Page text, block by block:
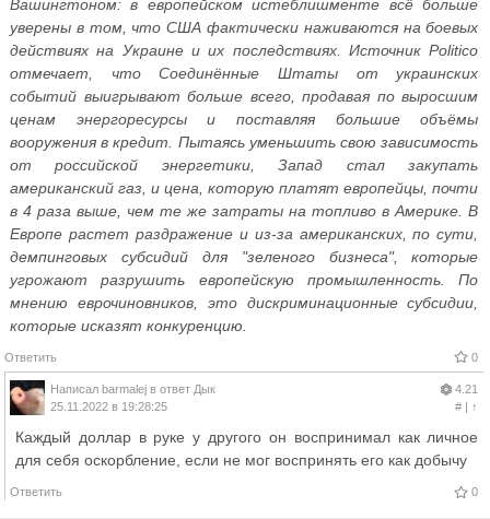
Вашингтоном: в европейском истеблишменте всё больше
уверены в том, что США фактически наживаются на боевых
действиях на Украине и их последствиях. Источник Politico
отмечает, что Соединённые Штаты от украинских
событий выигрывают больше всего, продавая по выросшим
ценам энергоресурсы и поставляя большие объёмы
вооружения в кредит. Пытаясь уменьшить свою зависимость
от российской энергетики, Запад стал закупать
американский газ, и цена, которую платят европейцы, почти
в 4 раза выше, чем те же затраты на топливо в Америке. В
Европе растет раздражение и из-за американских, по сути,
демпинговых субсидий для "зеленого бизнеса", которые
угрожают разрушить европейскую промышленность. По
мнению еврочиновников, это дискриминационные субсидии,
которые исказят конкуренцию.
Ответить 0
Написал barmalej в ответ Дык
25.11.2022 в 19:28:25
4.21
#| ↑
Каждый доллар в руке у другого он воспринимал как личное
для себя оскорбление, если не мог воспринять его как добычу
Ответить 0